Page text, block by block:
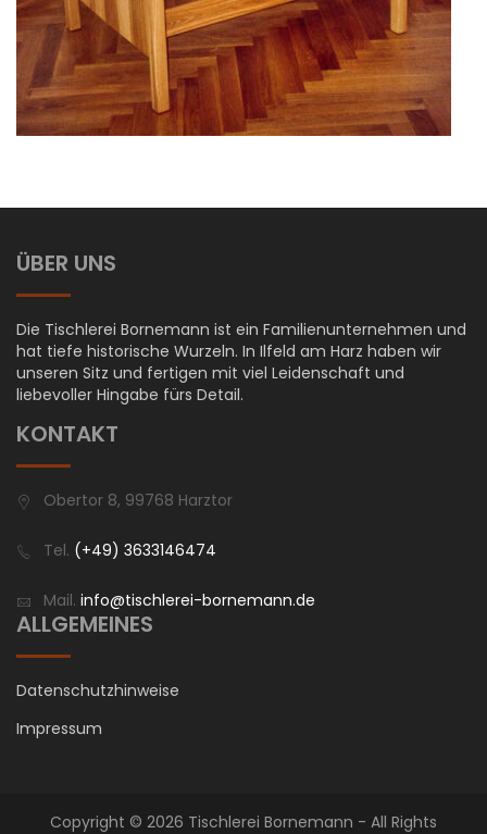
ÜBER UNS
Die Tischlerei Bornemann ist ein Familienunternehmen und
hat tiefe historische Wurzeln. In Ilfeld am Harz haben wir
unseren Sitz und fertigen mit viel Leidenschaft und
liebevoller Hingabe fürs Detail.
KONTAKT
Obertor 8, 99768 Harztor
Tel. (+49) 3633146474
Mail. info@tischlerei-bornemann.de
ALLGEMEINES
Datenschutzhinweise
Impressum
Copyright © 2026 Tischlerei Bornemann - All Rights